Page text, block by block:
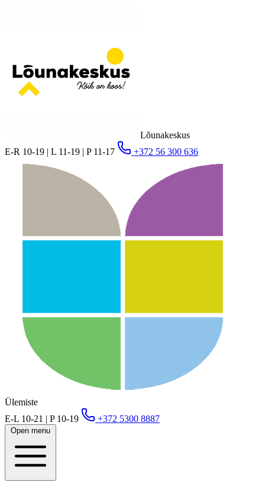
Lõunakeskus
E-R 10-19 | L 11-19 | P 11-17
+372 56 300 636
Ülemiste
E-L 10-21 | P 10-19
+372 5300 8887
Open menu